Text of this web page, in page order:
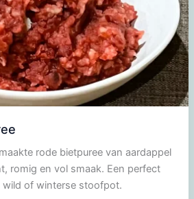
rode bietpuree van aardappel
romig en vol smaak. Een perfect
wild of winterse stoofpot.